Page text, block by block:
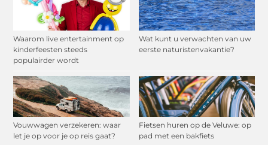
Waarom live entertainment op
kinderfeesten steeds
populairder wordt
Wat kunt u verwachten van uw
eerste naturistenvakantie?
Vouwwagen verzekeren: waar
let je op voor je op reis gaat?
Fietsen huren op de Veluwe: op
pad met een bakfiets